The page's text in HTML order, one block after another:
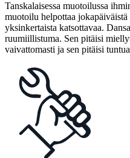
Tanskalaisessa muotoilussa
muotoilu helpottaa jokapäiväistä
yksinkertaista katsottavaa.
ruumiillistuma. Sen pitäisi
vaivattomasti ja sen pitäisi